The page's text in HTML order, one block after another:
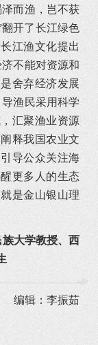
而渔，岂不获
开了长江绿色
江渔文化提出
不能对资源和
舍弃经济发展
渔民采用科学
汇聚渔业资源
释我国农业文
导公众关注海
更多人的生态
是金山银山理
大学教授、西
编辑：李振茹